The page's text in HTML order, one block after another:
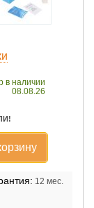
в наличии
08.08.26
12 мес.